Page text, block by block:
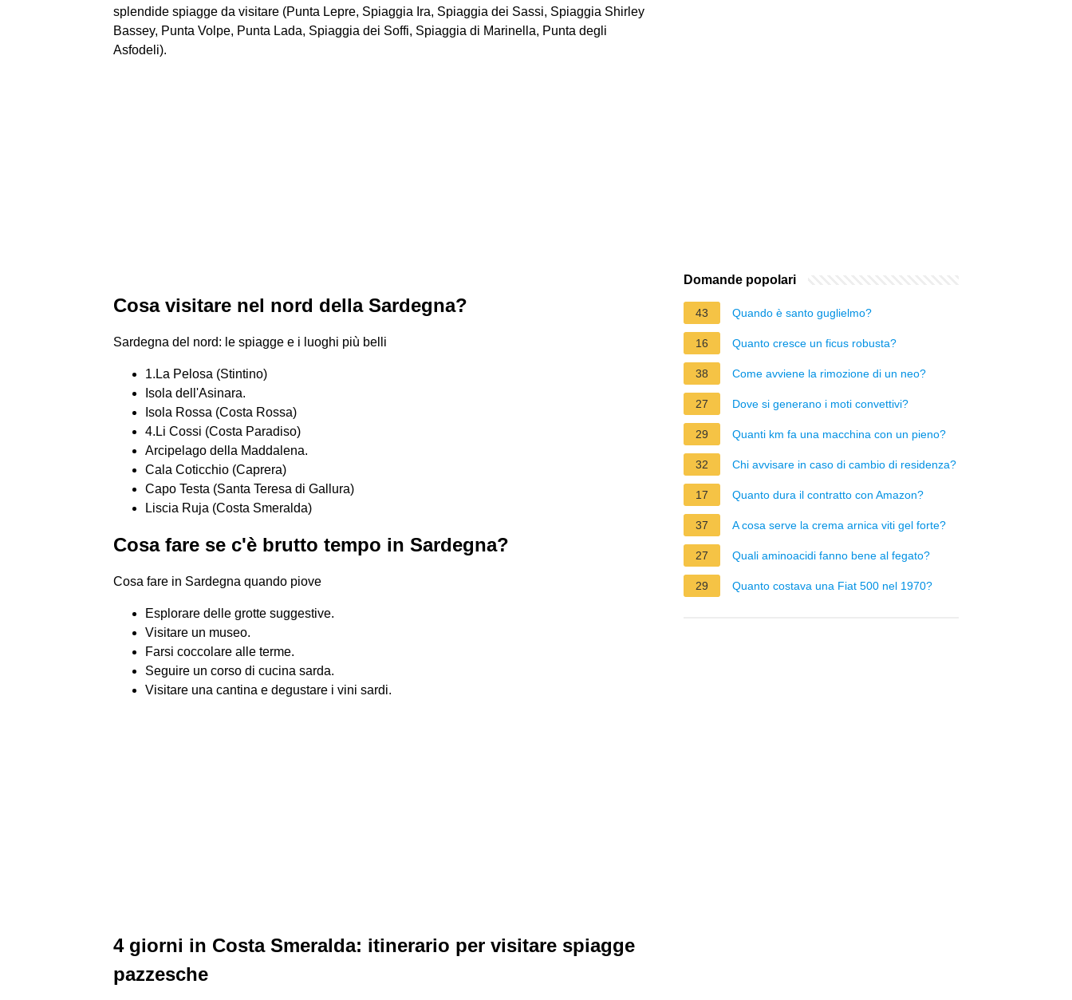
splendide spiagge da visitare (Punta Lepre, Spiaggia Ira, Spiaggia dei Sassi, Spiaggia Shirley
Bassey, Punta Volpe, Punta Lada, Spiaggia dei Soffi, Spiaggia di Marinella, Punta degli
Asfodeli).
Cosa visitare nel nord della Sardegna?
Sardegna del nord: le spiagge e i luoghi più belli
1.La Pelosa (Stintino)
Isola dell'Asinara.
Isola Rossa (Costa Rossa)
4.Li Cossi (Costa Paradiso)
Arcipelago della Maddalena.
Cala Coticchio (Caprera)
Capo Testa (Santa Teresa di Gallura)
Liscia Ruja (Costa Smeralda)
Cosa fare se c'è brutto tempo in Sardegna?
Cosa fare in Sardegna quando piove
Esplorare delle grotte suggestive.
Visitare un museo.
Farsi coccolare alle terme.
Seguire un corso di cucina sarda.
Visitare una cantina e degustare i vini sardi.
4 giorni in Costa Smeralda: itinerario per visitare spiagge
pazzesche
Domande popolari
43 Quando è santo guglielmo?
16 Quanto cresce un ficus robusta?
38 Come avviene la rimozione di un neo?
27 Dove si generano i moti convettivi?
29 Quanti km fa una macchina con un pieno?
32 Chi avvisare in caso di cambio di residenza?
17 Quanto dura il contratto con Amazon?
37 A cosa serve la crema arnica viti gel forte?
27 Quali aminoacidi fanno bene al fegato?
29 Quanto costava una Fiat 500 nel 1970?